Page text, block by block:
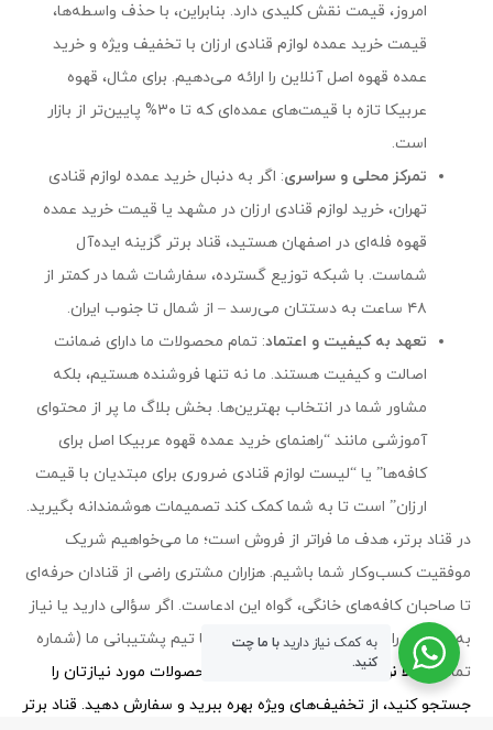
امروز، قیمت نقش کلیدی دارد. بنابراین، با حذف واسطه‌ها،
قیمت خرید عمده لوازم قنادی ارزان با تخفیف ویژه و خرید
عمده قهوه اصل آنلاین را ارائه می‌دهیم. برای مثال، قهوه
عربیکا تازه با قیمت‌های عمده‌ای که تا ۳۰% پایین‌تر از بازار
است.
تمرکز محلی و سراسری: اگر به دنبال خرید عمده لوازم قنادی
تهران، خرید لوازم قنادی ارزان در مشهد یا قیمت خرید عمده
قهوه فله‌ای در اصفهان هستید، قناد برتر گزینه ایده‌آل
شماست. با شبکه توزیع گسترده، سفارشات شما در کمتر از
۴۸ ساعت به دستتان می‌رسد – از شمال تا جنوب ایران.
تعهد به کیفیت و اعتماد: تمام محصولات ما دارای ضمانت
اصالت و کیفیت هستند. ما نه تنها فروشنده هستیم، بلکه
مشاور شما در انتخاب بهترین‌ها. بخش بلاگ ما پر از محتوای
آموزشی مانند “راهنمای خرید عمده قهوه عربیکا اصل برای
کافه‌ها” یا “لیست لوازم قنادی ضروری برای مبتدیان با قیمت
ارزان” است تا به شما کمک کند تصمیمات هوشمندانه بگیرید.
در قناد برتر، هدف ما فراتر از فروش است؛ ما می‌خواهیم شریک
موفقیت کسب‌وکار شما باشیم. هزاران مشتری راضی از قنادان حرفه‌ای
تا صاحبان کافه‌های خانگی، گواه این ادعاست. اگر سؤالی دارید یا نیاز
به مشاوره رایگان برای خرید عمده دارید، با تیم پشتیبانی ما (شماره
تماس:حالا نوبت شماست!
همین امروز محصولات مورد نیازتان را
جستجو کنید، از تخفیف‌های ویژه بهره ببرید و سفارش دهید. قناد برتر
به کمک نیاز داریدبا ما چت
کنید.